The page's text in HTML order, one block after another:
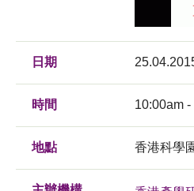
日期
時間 10:00am
地點 香港科學